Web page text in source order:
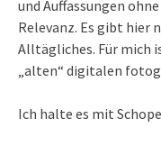
und Auffassungen
Relevanz. Es gibt hier
Alltägliches. Für mich
„alten“ digitalen
Ich halte es mit